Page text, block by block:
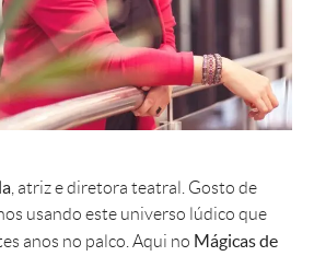
, atriz e diretora teatral. Gosto de
usando este universo lúdico que
anos no palco. Aqui no Mágicas de